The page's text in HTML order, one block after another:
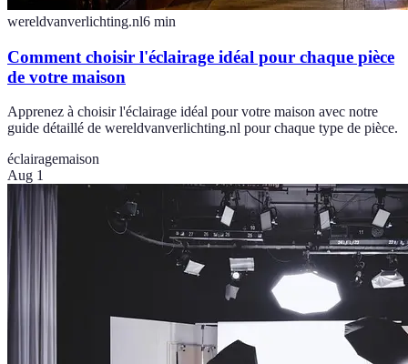
wereldvanverlichting.nl6 min
Comment choisir l'éclairage idéal pour chaque pièce
de votre maison
Apprenez à choisir l'éclairage idéal pour votre maison avec notre
guide détaillé de wereldvanverlichting.nl pour chaque type de pièce.
éclairagemaison
Aug 1